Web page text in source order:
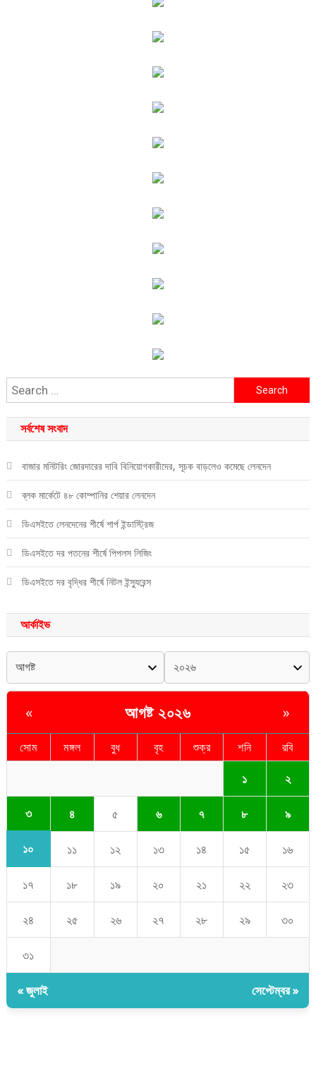
Search
for:
সর্বশেষ সংবাদ
বাজার মনিটরিং জোরদারের দাবি বিনিয়োগকারীদের, সূচক বাড়লেও কমেছে লেনদেন
ব্লক মার্কেটে ৪৮ কোম্পানির শেয়ার লেনদেন
ডিএসইতে লেনদেনের শীর্ষে শার্প ইন্ডাস্ট্রিজ
ডিএসইতে দর পতনের শীর্ষে পিপলস লিজিং
ডিএসইতে দর বৃদ্ধির শীর্ষে নিটল ইন্স্যুরেন্স
আর্কাইভ
« আগষ্ট ২০২৬ »
সোম মঙ্গল বুধ বৃহ শুক্র শনি রবি
১ ২
৩ ৪ ৫ ৬ ৭ ৮ ৯
১০ ১১ ১২ ১৩ ১৪ ১৫ ১৬
১৭ ১৮ ১৯ ২০ ২১ ২২ ২৩
২৪ ২৫ ২৬ ২৭ ২৮ ২৯ ৩০
৩১
« জুলাই সেপ্টেম্বর »